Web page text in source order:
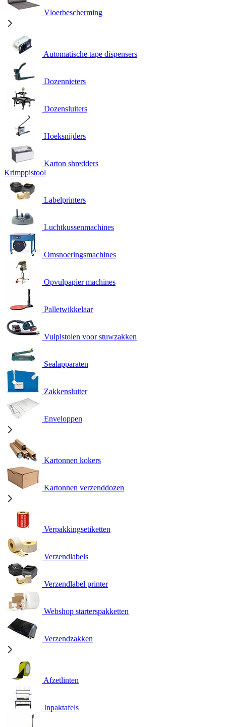
Vloerbescherming
Automatische tape dispensers
Dozennieters
Dozensluiters
Hoeksnijders
Karton shredders
Krimppistool
Labelprinters
Luchtkussenmachines
Omsnoeringsmachines
Opvulpapier machines
Palletwikkelaar
Vulpistolen voor stuwzakken
Sealapparaten
Zakkensluiter
Enveloppen
Kartonnen kokers
Kartonnen verzenddozen
Verpakkingsetiketten
Verzendlabels
Verzendlabel printer
Webshop starterspakketten
Verzendzakken
Afzetlinten
Inpaktafels